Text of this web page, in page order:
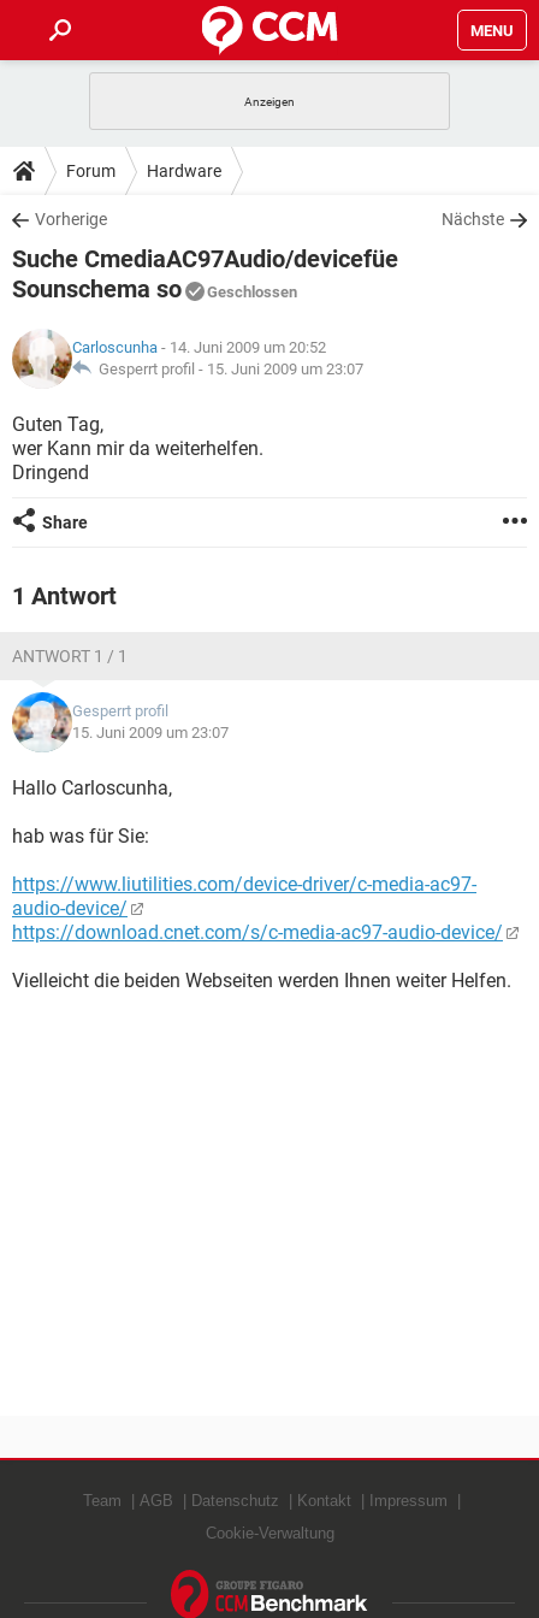
MENU
ANDROID
WINDOWS 10
WHATSAPP TIKTOK
FACEBOOK HARDWARE
TIPPS & TRICKS
SPIELE
WINDOWS 10
FACEBOOK HARDWARE
DOWNLOADS
SPIELE STREAMING
ANDROID IOS
WINDOWS 10 INSTAGRAM
WHATSAPP
FACEBOOK
FORUM
ANDROID IOS
WHATSAPP
FACEBOOK
LEXIKON
SPIELE
ANDROID
WINDOWS 10
WHATSAPP
Forum Hardware
Vorherige Nächste
Suche CmediaAC97Audio/devicefüe
Sounschema so
Geschlossen
Carloscunha - 14. Juni 2009 um 20:52
Gesperrt profil - 15. Juni 2009 um 23:07
Guten Tag,
wer Kann mir da weiterhelfen.
Dringend
Share
1 Antwort
ANTWORT 1 / 1
Gesperrt profil
15. Juni 2009 um 23:07
Hallo Carloscunha,
hab was für Sie:
https://www.liutilities.com/device-driver/c-media-ac97-
audio-device/
https://download.cnet.com/s/c-media-ac97-audio-device/
Vielleicht die beiden Webseiten werden Ihnen weiter Helfen.
Team AGB Datenschutz Kontakt
Impressum
Cookie-Verwaltung